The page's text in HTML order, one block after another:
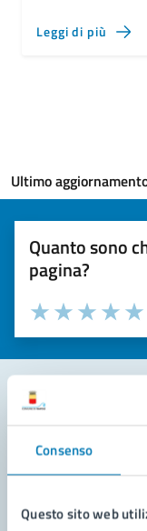
Consenso
Questo sito web
Leggi di più
Ultimo
Quanto sono
pagina?
Valuta la chiarezza
Seleziona il
Valuta
Valuta 3
Valuta 2 stelle
Valuta 1 stelle su 5
Leggi le
Richiedi